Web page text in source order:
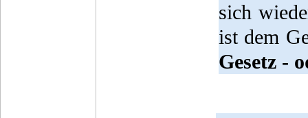
sich
ist dem
Gesetz -